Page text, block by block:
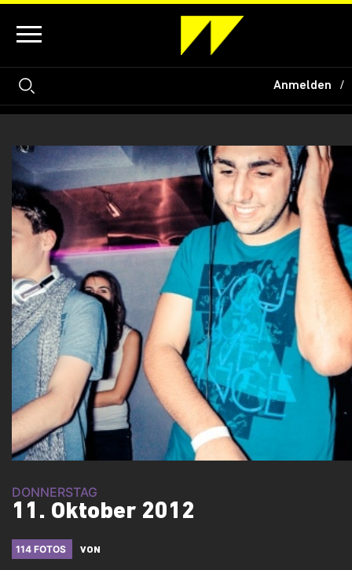
Anmelden
DONNERSTAG
11. Oktober 2012
114 FOTOS VON